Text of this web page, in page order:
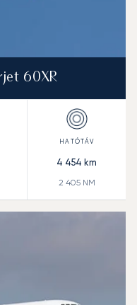
60XR
4 454 km
2 405NM